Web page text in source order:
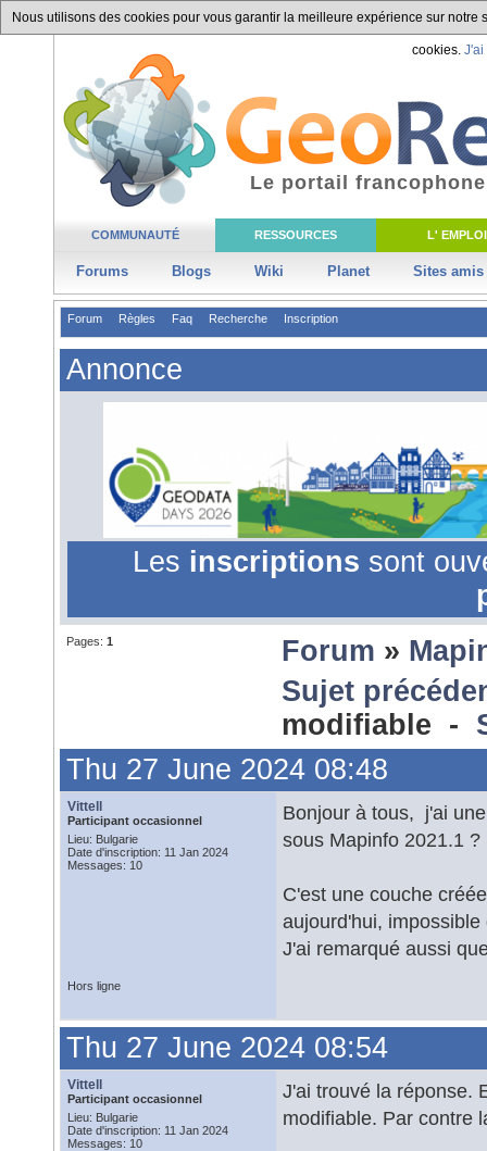
Nous utilisons des cookies pour vous garantir la meilleure expérience sur
cookies. J'ai
COMMUNAUTÉ RESSOURCES L' EMPLOI
Forums Blogs Wiki Planet Sites amis
Le portail
Forum Règles Faq Recherche Inscription
Annonce
Les inscriptions sont
Pages: 1 Forum »
Sujet
modifiable -
Thu 27 June 2024 08:48
Vittell
Participant occasionnel
Lieu: Bulgarie
Date d'inscription: 11 Jan 2024
Messages: 10
Bonjour à tous, j'ai
sous Mapinfo 2021.1 ?
C'est une couche
aujourd'hui,
J'ai remarqué aussi
Hors ligne
Thu 27 June 2024 08:54
Vittell
Participant occasionnel
Lieu: Bulgarie
Date d'inscription: 11 Jan 2024
Messages: 10
J'ai trouvé la réponse.
modifiable. Par contre